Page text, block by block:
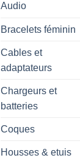
Audio
Bracelets féminin
Cables et
adaptateurs
Chargeurs et
batteries
Coques
Housses & etuis